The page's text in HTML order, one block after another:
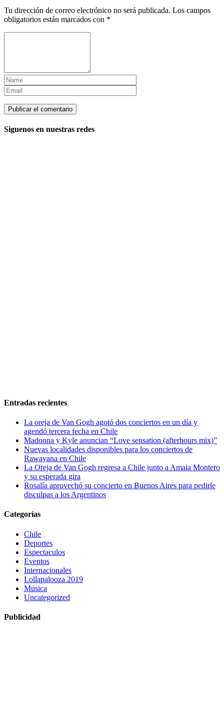
Tu dirección de correo electrónico no será publicada. Los campos
obligatorios están marcados con *
Siguenos en nuestras redes
Entradas recientes
La oreja de Van Gogh agotó dos conciertos en un día y
agendó tercera fecha en Chile
Madonna y Kyle anuncian “Love sensation (afterhours mix)”
Nuevas localidades disponibles para los conciertos de
Rawayana en Chile
La Oreja de Van Gogh regresa a Chile junto a Amaia Montero
y su esperada gira
Rosalía aprovechó su concierto en Buenos Aires para pedirle
disculpas a los Argentinos
Categorías
Chile
Deportes
Espectaculos
Eventos
Internacionales
Lollapalooza 2019
Musica
Uncategorized
Publicidad